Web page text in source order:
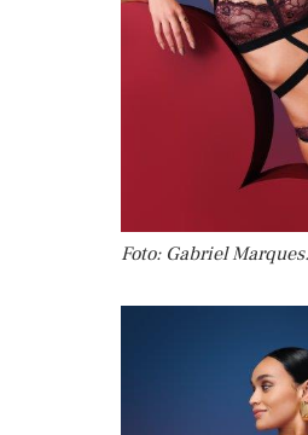
Foto: Gabriel Marques.